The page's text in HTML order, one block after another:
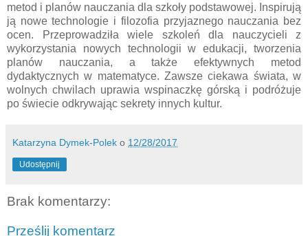
metod i planów nauczania dla szkoły podstawowej. Inspirują
ją nowe technologie i filozofia przyjaznego nauczania bez
ocen. Przeprowadziła wiele szkoleń dla nauczycieli z
wykorzystania nowych technologii w edukacji, tworzenia
planów nauczania, a także efektywnych metod
dydaktycznych w matematyce. Zawsze ciekawa świata, w
wolnych chwilach uprawia wspinaczkę górską i podróżuje
po świecie odkrywając sekrety innych kultur.
Katarzyna Dymek-Polek o 12/28/2017
Udostępnij
Brak komentarzy:
Prześlij komentarz